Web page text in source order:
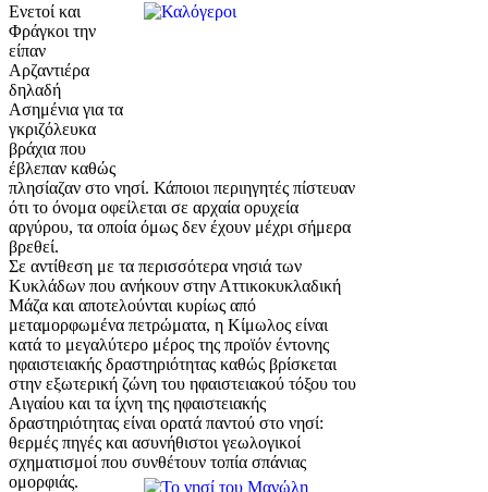
Ενετοί και
Φράγκοι την
είπαν
Αρζαντιέρα
δηλαδή
Ασημένια για τα
γκριζόλευκα
βράχια που
έβλεπαν καθώς
πλησίαζαν στο νησί. Κάποιοι περιηγητές πίστευαν
ότι το όνομα οφείλεται σε αρχαία ορυχεία
αργύρου, τα οποία όμως δεν έχουν μέχρι σήμερα
βρεθεί.
Σε αντίθεση με τα περισσότερα νησιά των
Κυκλάδων που ανήκουν στην Αττικοκυκλαδική
Μάζα και αποτελούνται κυρίως από
μεταμορφωμένα πετρώματα, η Κίμωλος είναι
κατά το μεγαλύτερο μέρος της προϊόν έντονης
ηφαιστειακής δραστηριότητας καθώς βρίσκεται
στην εξωτερική ζώνη του ηφαιστειακού τόξου του
Αιγαίου και τα ίχνη της ηφαιστειακής
δραστηριότητας είναι ορατά παντού στο νησί:
θερμές πηγές και ασυνήθιστοι γεωλογικοί
σχηματισμοί που συνθέτουν τοπία σπάνιας
ομορφιάς.